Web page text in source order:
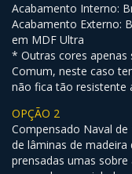
Acabamento Interno:
Acabamento Externo:
em MDF Ultra
* Outras cores
Comum, neste caso
não fica tão resistente
OPÇÃO 2
Compensado Naval
de lâminas de
prensadas umas